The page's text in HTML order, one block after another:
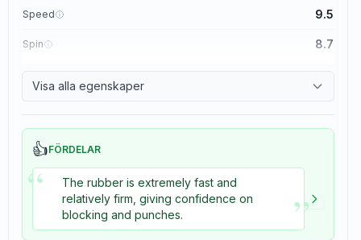
Speed 9.5
Spin 8.7
Visa alla egenskaper
👍FÖRDELAR
“
The rubber is extremely fast and
relatively firm, giving confidence on
blocking and punches.
”